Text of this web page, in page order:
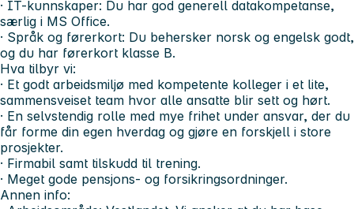
· IT-kunnskaper: Du har god generell datakompetanse,
særlig i MS Office.
· Språk og førerkort: Du behersker norsk og engelsk godt,
og du har førerkort klasse B.
Hva tilbyr vi:
· Et godt arbeidsmiljø med kompetente kolleger i et lite,
sammensveiset team hvor alle ansatte blir sett og hørt.
· En selvstendig rolle med mye frihet under ansvar, der du
får forme din egen hverdag og gjøre en forskjell i store
prosjekter.
· Firmabil samt tilskudd til trening.
· Meget gode pensjons- og forsikringsordninger.
Annen info: